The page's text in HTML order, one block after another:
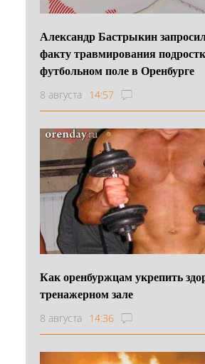
Александр Бастрыкин
факту травмирования
футбольном поле в Оренбурге
8 августа 14:57
Как оренбуржцам укрепить
тренажерном зале
8 августа 14:36